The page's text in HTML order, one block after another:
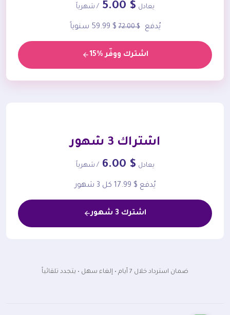
يعادل $ 5.00 / شهرياً
يُدفع $ 72.00 $ 59.99 سنوياً
اشترك ووفّر %15
اشتراك 3 شهور
يعادل $ 6.00 / شهرياً
يُدفع $ 17.99 كل 3 شهور
اشترك 3 شهور
ضمان استرداد خلال 7 أيام • إلغاء سهل • يتجدد تلقائياً